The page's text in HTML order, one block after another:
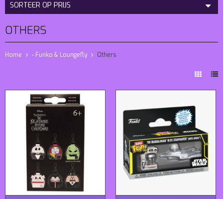
SORTEER OP PRIJS
OTHERS
Home - Funko & Loungefly Others